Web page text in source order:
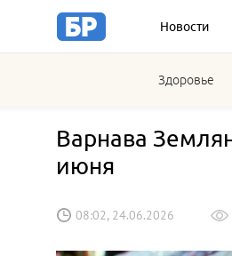
Новости
Здоровье
Варнава
июня
08:02, 24.06.2026